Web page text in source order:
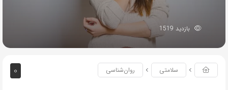
بازدید 1519
0 سلامتی روان‌شناسی